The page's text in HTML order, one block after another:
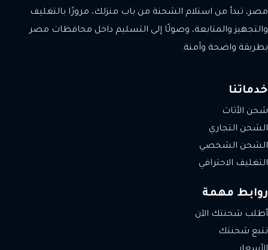
مصر، تبدأ من استلام الشحنة من باب منزلك، مرورًا بالتغليف
والتجهيز والمتابعة، وصولًا إلى التسليم داخل محافظات مصر
بطريقة واضحة وآمنة.
خدماتنا
شحن الأثاث
الشحن التجاري
الشحن الشخصي
التغليف الاحترافي
روابط مهمة
أطلب شحنتك الآن
تتبع شحنتك